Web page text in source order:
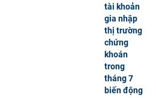
tài khoản
gia nhập
thị trường
chứng
khoán
trong
tháng 7
biến động